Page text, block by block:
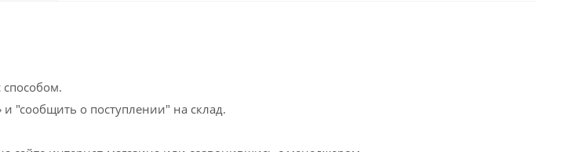
и "сообщить о поступлении" на склад.